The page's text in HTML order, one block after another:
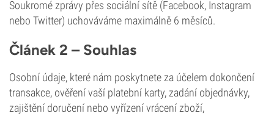
Soukromé zprávy přes sociální sítě (Facebook, Instagram
nebo Twitter) uchováváme maximálně 6 měsíců.
Článek 2 – Souhlas
Osobní údaje, které nám poskytnete za účelem dokončení
transakce, ověření vaší platební karty, zadání objednávky,
zajištění doručení nebo vyřízení vrácení zboží,